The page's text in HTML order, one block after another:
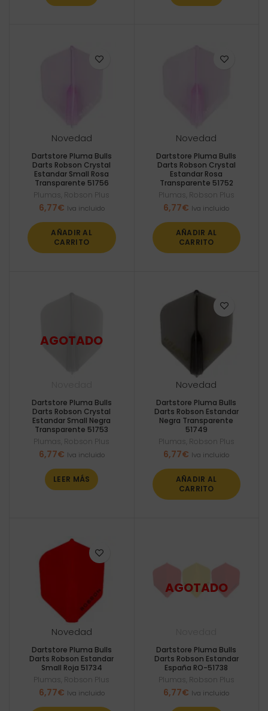
Novedad
Dartstore Pluma Bulls
Darts Robson Crystal
Estandar Small Rosa
Transparente 51756
Plumas Robson Plus
6,77€ Iva incluido
AÑADIR AL
CARRITO
Novedad
Dartstore Pluma Bulls
Darts Robson Crystal
Estandar Rosa
Transparente 51752
Plumas Robson Plus
6,77€ Iva incluido
AÑADIR AL
CARRITO
Dartstore Pluma Bulls
Darts Robson Crystal
Estandar Small Negra
Transparente 51753
Plumas Robson Plus
6,77€ Iva incluido
LEER MÁS
Novedad
Dartstore Pluma Bulls
Darts Robson Estandar
Negra Transparente
51749
Plumas Robson Plus
6,77€ Iva incluido
AÑADIR AL
CARRITO
Novedad
Dartstore Pluma Bulls
Darts Robson Estandar
Small Roja 51734
Plumas Robson Plus
6,77€ Iva incluido
Dartstore Pluma Bulls
Darts Robson Estandar
España RO-51738
Plumas Robson Plus
6,77€ Iva incluido